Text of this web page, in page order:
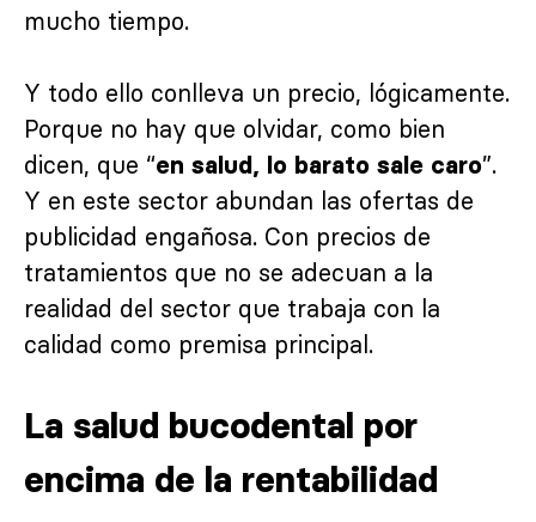
mucho tiempo.
Y todo ello conlleva un precio, lógicamente.
Porque no hay que olvidar, como bien
dicen, que “en salud, lo barato sale caro”.
Y en este sector abundan las ofertas de
publicidad engañosa. Con precios de
tratamientos que no se adecuan a la
realidad del sector que trabaja con la
calidad como premisa principal.
La salud bucodental por
encima de la rentabilidad